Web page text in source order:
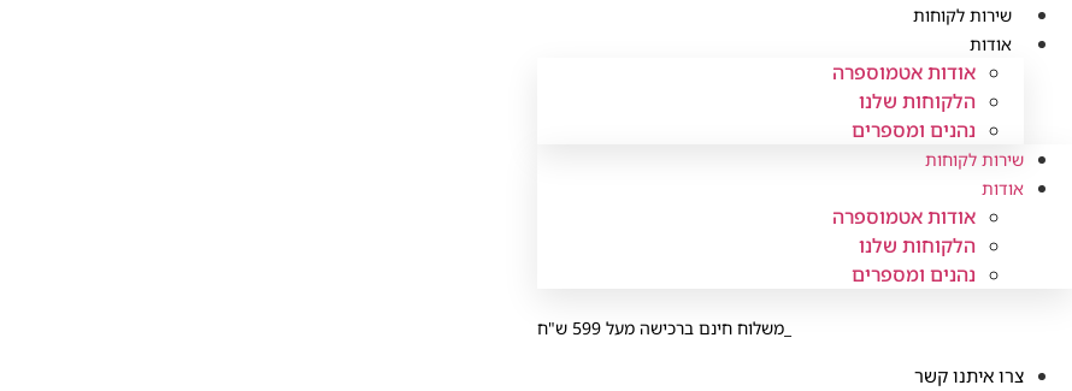
לתוכן
שירות לקוחות
אודות
אודות אטמוספרה
הלקוחות שלנו
נהנים ומספרים
שירות לקוחות
אודות
אודות אטמוספרה
הלקוחות שלנו
נהנים ומספרים
משלוח חינם ברכישה מעל 599 ש"ח
צרו איתנו קשר